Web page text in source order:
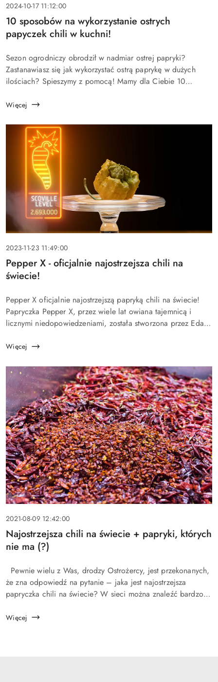
Data
dodania:
2024-10-17 11:12:00
Tytuł
artykułu:
10 sposobów na wykorzystanie ostrych
papyczek chili w kuchni!
Treść
artykułu:
Sezon ogrodniczy obrodził w nadmiar ostrej papryki?
Zastanawiasz się jak wykorzystać ostrą paprykę w dużych
ilościach? Spieszymy z pomocą! Mamy dla Ciebie 10
(dowolnej odmiany - może być to z...
Więcej
Data
dodania:
2023-11-23 11:49:00
Tytuł
artykułu:
Pepper X - oficjalnie najostrzejsza chili na
świecie!
Treść
artykułu:
Pepper X oficjalnie najostrzejszą papryką chili na świecie!
Papryczka Pepper X, przez wiele lat owiana tajemnicą i
licznymi niedopowiedzeniami, została stworzona przez Eda
tych, któ...
Więcej
Data
dodania:
2021-08-09 12:42:00
Tytuł
artykułu:
Najostrzejsza chili na świecie + papryki, których
nie ma (?)
Treść
artykułu:
Pewnie wielu z Was, drodzy Ostrożercy, jest przekonanych,
że zna odpowiedź na pytanie – jaka jest najostrzejsza
papryczka chili na świecie? W sieci można znaleźć bardzo
cierpliwych może przy...
Więcej